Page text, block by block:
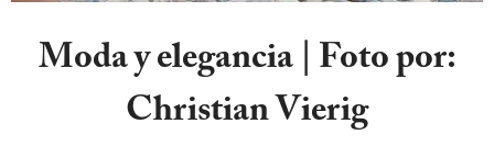
Moda y elegancia | Foto por:
Christian Vierig